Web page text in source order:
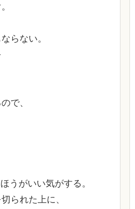
らない。
で、
うがいい気がする。
られた上に、